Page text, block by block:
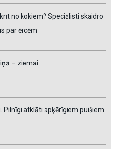
no kokiem? Speciālisti skaidro
par ērcēm
– ziemai
Pilnīgi atklāti apķērīgiem puišiem.